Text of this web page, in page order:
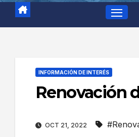
INFORMACIÓN DE INTERÉS
Renovación
OCT 21, 2022